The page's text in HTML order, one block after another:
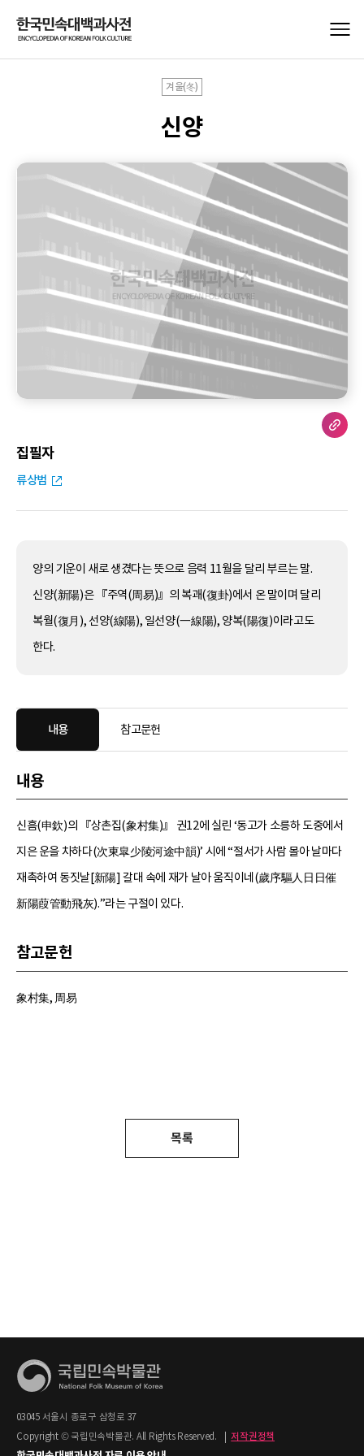
겨울(冬)
신양
집필자
류상범
양의 기운이 새로 생겼다는 뜻으로 음력 11월을 달리 부르는 말.
신양(新陽)은 『주역(周易)』의 복괘(復卦)에서 온 말이며 달리
복월(復月), 선양(線陽), 일선양(一線陽), 양복(陽復)이라고도
한다.
내용 참고문헌
내용
신흠(申欽)의 『상촌집(象村集)』 권12에 실린 ‘동고가 소릉하 도중에서
지은 운을 차하다(次東皐少陵河途中韻)’ 시에 “절서가 사람 몰아 날마다
재촉하여 동짓날[新陽] 갈대 속에 재가 날아 움직이네(歲序驅人日日催
新陽葭管動飛灰).”라는 구절이 있다.
참고문헌
象村集, 周易
목록
03045 서울시 종로구 삼청로 37
Copyright © 국립민속박물관. All Rights Reserved.
저작권정책